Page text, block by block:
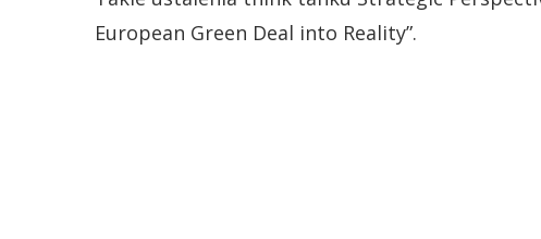
European Green Deal into Reality”.